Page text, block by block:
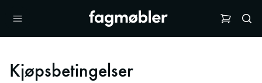
Kjøpsbetingelser